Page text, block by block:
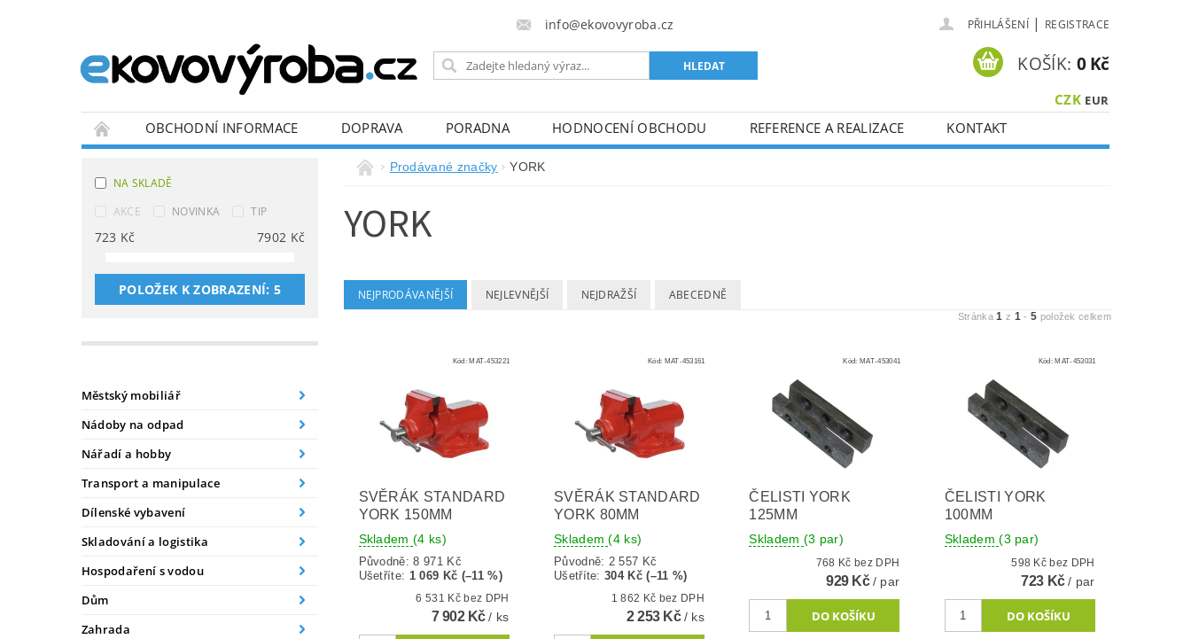
info@ekovovyroba.cz PŘIHLÁŠENÍ | REGISTRACE
CZK EUR
KOŠÍK: 0 Kč
OBCHODNÍ INFORMACE DOPRAVA PORADNA HODNOCENÍ OBCHODU REFERENCE A REALIZACE
KONTAKT
NA SKLADĚ
AKCE
NOVINKA TIP
723 Kč 7902 Kč
POLOŽEK K ZOBRAZENÍ: 5
Městský mobiliář
Nádoby na odpad
Nářadí a hobby
Transport a manipulace
Dílenské vybavení
Skladování a logistika
Hospodaření s vodou
Dům
Zahrada
Prodávané značky YORK
YORK
NEJPRODÁVANĚJŠÍ NEJLEVNĚJŠÍ NEJDRAŽŠÍ ABECEDNĚ
Stránka1 z 1 - 5 položek celkem
Kód:MAT-453221
SVĚRÁK STANDARD
YORK 150MM
Skladem(4 ks)
Původně:8 971 Kč
Ušetříte: 1 069 Kč (–11 %)
6 531 Kč bez DPH
7 902 Kč/ ks
Kód: MAT-453161
SVĚRÁK STANDARD
YORK 80MM
Skladem(4 ks)
Původně: 2 557 Kč
Ušetříte:304 Kč (–11 %)
1 862 Kč bez DPH
2 253 Kč/ ks
Kód: MAT-453041
ČELISTI YORK
125MM
Skladem (3 par)
768 Kč bez DPH
929 Kč/ par
Kód:MAT-453031
ČELISTI YORK
100MM
Skladem(3 par)
598 Kč bez DPH
723 Kč/ par